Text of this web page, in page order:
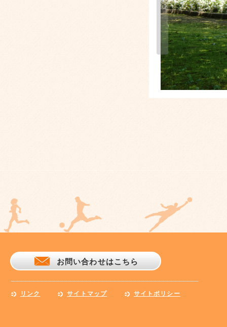
お問い合わせはこちら
リンク サイトマップ サイトポリシー